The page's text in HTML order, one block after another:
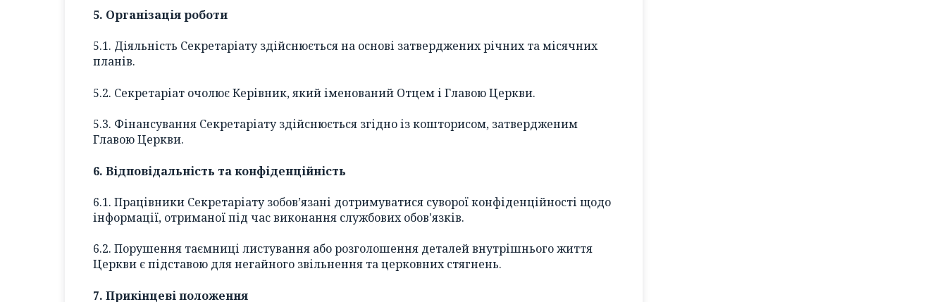
5. Організація роботи
5.1. Діяльність Секретаріату здійснюється на основі затверджених річних та місячних
планів.
5.2. Секретаріат очолює Керівник, який іменований Отцем і Главою Церкви.
5.3. Фінансування Секретаріату здійснюється згідно із кошторисом, затвердженим
Главою Церкви.
6. Відповідальність та конфіденційність
6.1. Працівники Секретаріату зобов’язані дотримуватися суворої конфіденційності щодо
інформації, отриманої під час виконання службових обов'язків.
6.2. Порушення таємниці листування або розголошення деталей внутрішнього життя
Церкви є підставою для негайного звільнення та церковних стягнень.
7. Прикінцеві положення